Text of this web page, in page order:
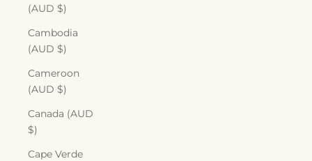
(AUD $)
Cambodia
(AUD $)
Cameroon
(AUD $)
Canada (AUD
$)
Cape Verde